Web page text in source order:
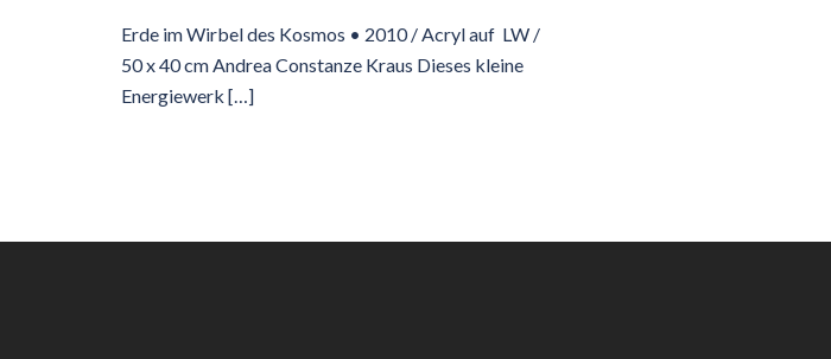
Erde im Wirbel des Kosmos • 2010 / Acryl auf LW /
50 x 40 cm Andrea Constanze Kraus Dieses kleine
Energiewerk […]